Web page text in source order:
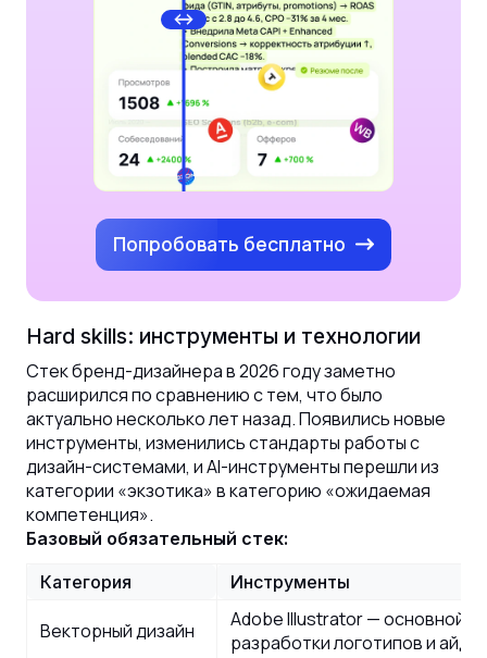
Попробовать бесплатно
Hard skills: инструменты и технологии
Стек бренд-дизайнера в 2026 году заметно
расширился по сравнению с тем, что было
актуально несколько лет назад. Появились новые
инструменты, изменились стандарты работы с
дизайн-системами, и AI-инструменты перешли из
категории «экзотика» в категорию «ожидаемая
компетенция».
Базовый обязательный стек:
Категория
Инструменты
Векторный дизайн
Adobe Illustrator — основной
разработки логотипов и